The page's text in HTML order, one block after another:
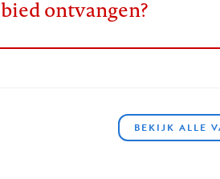
ontvangen?
BEKIJK ALLE